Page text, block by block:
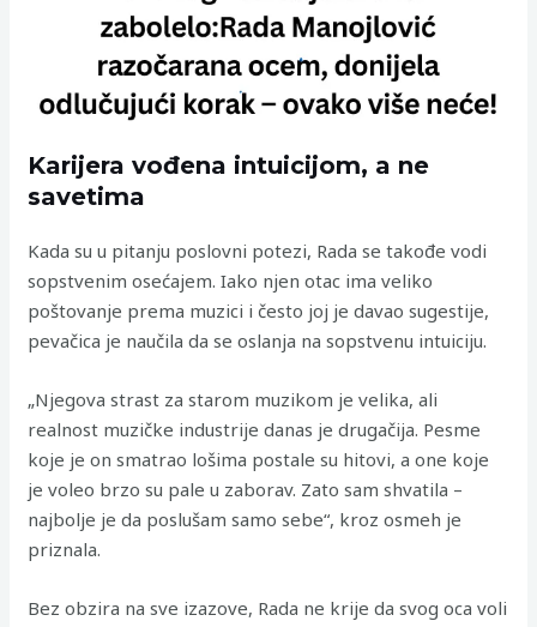
Karijera vođena intuicijom, a ne
savetima
Kada su u pitanju poslovni potezi, Rada se takođe vodi
sopstvenim osećajem. Iako njen otac ima veliko
poštovanje prema muzici i često joj je davao sugestije,
pevačica je naučila da se oslanja na sopstvenu intuiciju.
„Njegova strast za starom muzikom je velika, ali
realnost muzičke industrije danas je drugačija. Pesme
koje je on smatrao lošima postale su hitovi, a one koje
je voleo brzo su pale u zaborav. Zato sam shvatila –
najbolje je da poslušam samo sebe“, kroz osmeh je
priznala.
Bez obzira na sve izazove, Rada ne krije da svog oca voli